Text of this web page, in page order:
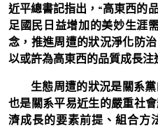
近平總書記指出，“高東西的
足國民日益增加的美妙生涯
念，推進周遭的狀況淨化防
以或許為高東西的品質成長注
生態周遭的狀況是關系
也是關系平易近生的嚴重社
濟成長的要素前提、組合方